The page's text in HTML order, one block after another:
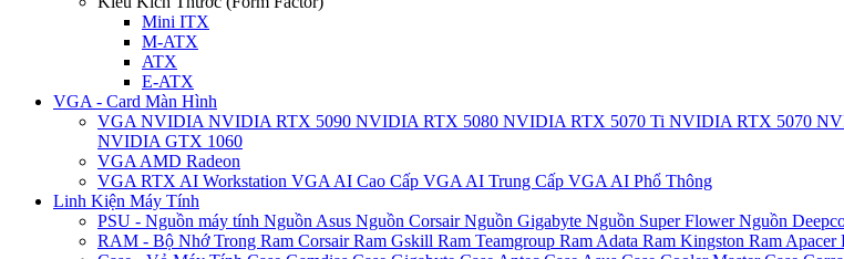
Mini ITX
M-ATX
ATX
E-ATX
VGA - Card Màn Hình
VGA NVIDIA NVIDIA RTX 5090 NVIDIA RTX 5080 NVIDIA RTX 5070 Ti NVIDIA RTX 5070
NVIDIA GTX 1060
VGA AMD Radeon
VGA RTX AI Workstation VGA AI Cao Cấp VGA AI Trung Cấp VGA AI Phổ Thông
Linh Kiện Máy Tính
PSU - Nguồn máy tính Nguồn Asus Nguồn CorsairNguồn Gigabyte Nguồn Super FlowerNguồn
RAM - Bộ Nhớ Trong Ram CorsairRam Gskill Ram Teamgroup Ram Adata Ram Kingston Ram Apacer